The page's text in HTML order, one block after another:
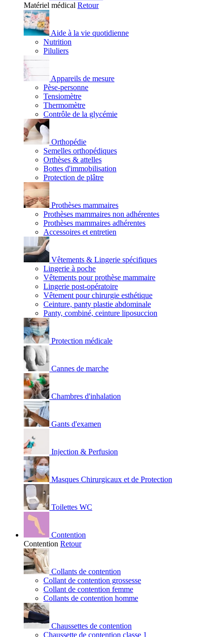
Matériel médical Retour
Aide à la vie quotidienne
Nutrition
Piluliers
Appareils de mesure
Pèse-personne
Tensiomètre
Thermomètre
Contrôle de la glycémie
Orthopédie
Semelles orthopédiques
Orthèses & attelles
Bottes d'immobilisation
Protection de plâtre
Prothèses mammaires
Prothèses mammaires non adhérentes
Prothèses mammaires adhérentes
Accessoires et entretien
Vêtements & Lingerie spécifiques
Lingerie à poche
Vêtements pour prothèse mammaire
Lingerie post-opératoire
Vêtement pour chirurgie esthétique
Ceinture, panty plastie abdominale
Panty, combiné, ceinture liposuccion
Protection médicale
Cannes de marche
Chambres d'inhalation
Gants d'examen
Injection & Perfusion
Masques Chirurgicaux et de Protection
Toilettes WC
Contention
Contention Retour
Collants de contention
Collant de contention grossesse
Collant de contention femme
Collants de contention homme
Chaussettes de contention
Chaussette de contention classe 1